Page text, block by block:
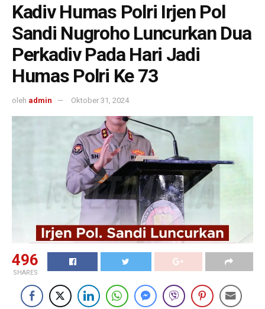
Kadiv Humas Polri Irjen Pol
Sandi Nugroho Luncurkan Dua
Perkadiv Pada Hari Jadi
Humas Polri Ke 73
oleh admin Oktober 31, 2024
496
SHARES